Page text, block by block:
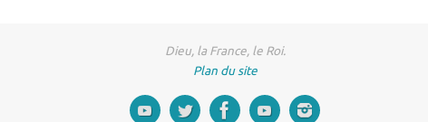
Dieu, la France, le Roi.
Plan du site